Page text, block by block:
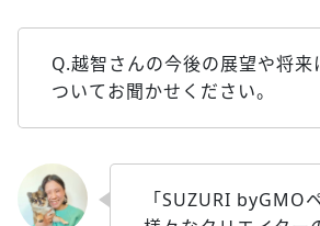
Q.越智さんの今後の展望や将来
ついてお聞かせください。
「SUZURI byGMO